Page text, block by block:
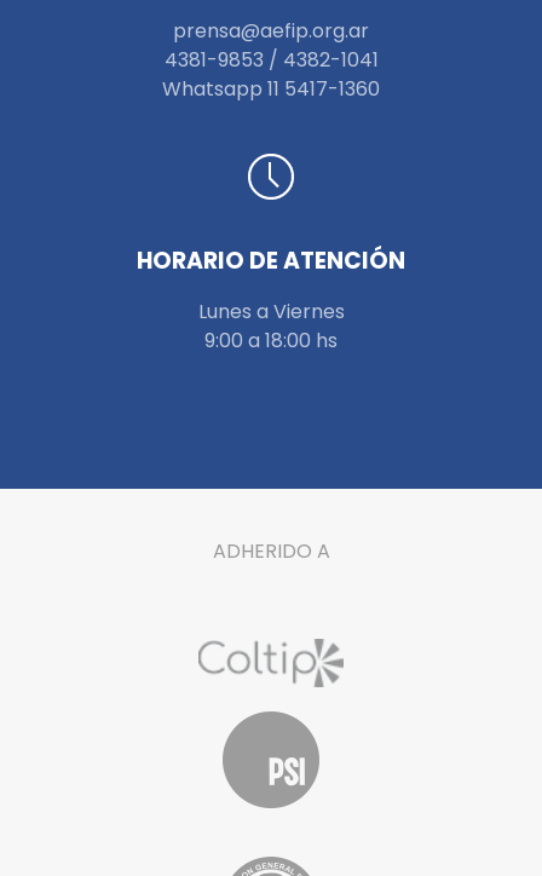
prensa@aefip.org.ar
4381-9853 / 4382-1041
Whatsapp 11 5417-1360
HORARIO DE ATENCIÓN
Lunes a Viernes
9:00 a 18:00 hs
ADHERIDO A